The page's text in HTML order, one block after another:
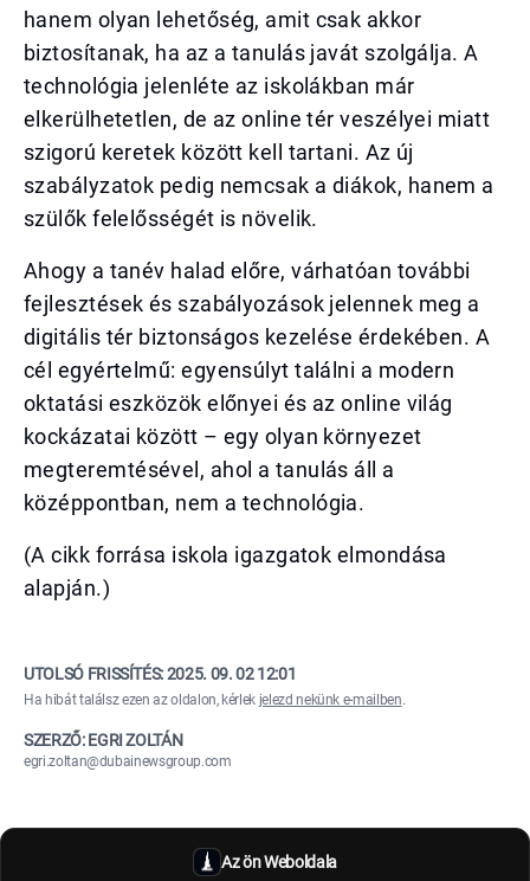
hanem olyan lehetőség, amit csak akkor
biztosítanak, ha az a tanulás javát szolgálja. A
technológia jelenléte az iskolákban már
elkerülhetetlen, de az online tér veszélyei miatt
szigorú keretek között kell tartani. Az új
szabályzatok pedig nemcsak a diákok, hanem a
szülők felelősségét is növelik.
Ahogy a tanév halad előre, várhatóan további
fejlesztések és szabályozások jelennek meg a
digitális tér biztonságos kezelése érdekében. A
cél egyértelmű: egyensúlyt találni a modern
oktatási eszközök előnyei és az online világ
kockázatai között – egy olyan környezet
megteremtésével, ahol a tanulás áll a
középpontban, nem a technológia.
(A cikk forrása iskola igazgatok elmondása
alapján.)
UTOLSÓ FRISSÍTÉS:2025. 09. 02 12:01
Ha hibát találsz ezen az oldalon, kérlek jelezd nekünk e-mailben.
SZERZŐ: EGRI ZOLTÁN
egri.zoltan@dubainewsgroup.com
Az ön Weboldala